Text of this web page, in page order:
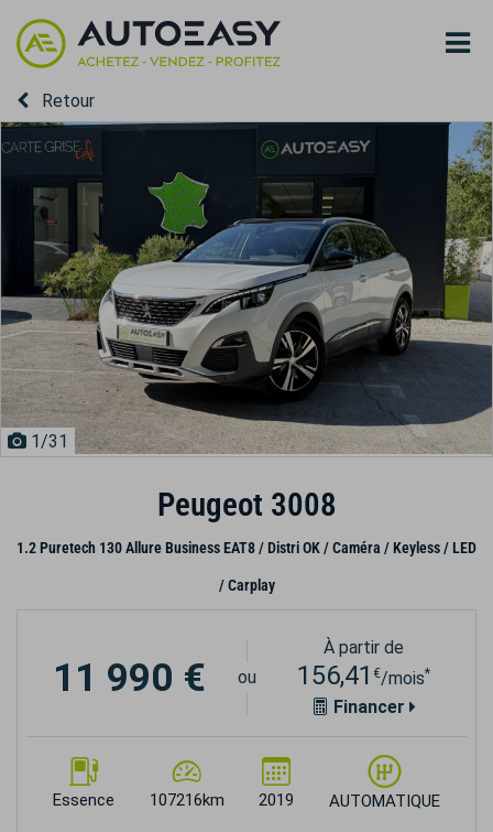
Retour
1/31
Peugeot 3008
1.2 Puretech 130 Allure Business EAT8 / Distri OK / Caméra / Keyless / LED
/ Carplay
Essence 107216km 2019 AUTOMATIQUE
11 990 € ou
À partir de
156,41 €/mois*
Financer